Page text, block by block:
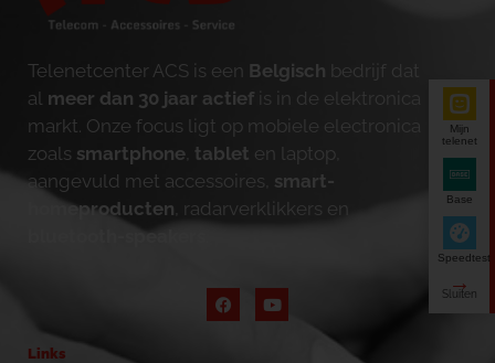
Telenetcenter ACS is een Belgisch bedrijf dat
al meer dan 30 jaar actief is in de elektronica
markt. Onze focus ligt op mobiele electronica
zoals smartphone tablet en laptop,
aangevuld met accessoires, smart-
homeproducten , radarverklikkers en
bluetooth-speakers
Links
Mijn
telenet
Base
Speedtest